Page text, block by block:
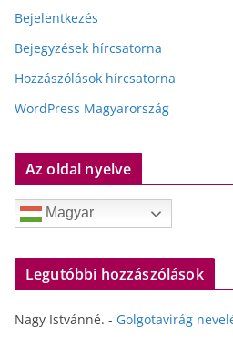
Bejelentkezés
Bejegyzések hírcsatorna
Hozzászólások hírcsatorna
WordPress Magyarország
Az oldal nyelve
Magyar
Legutóbbi hozzászólások
Nagy Istvánné. - Golgotavirág